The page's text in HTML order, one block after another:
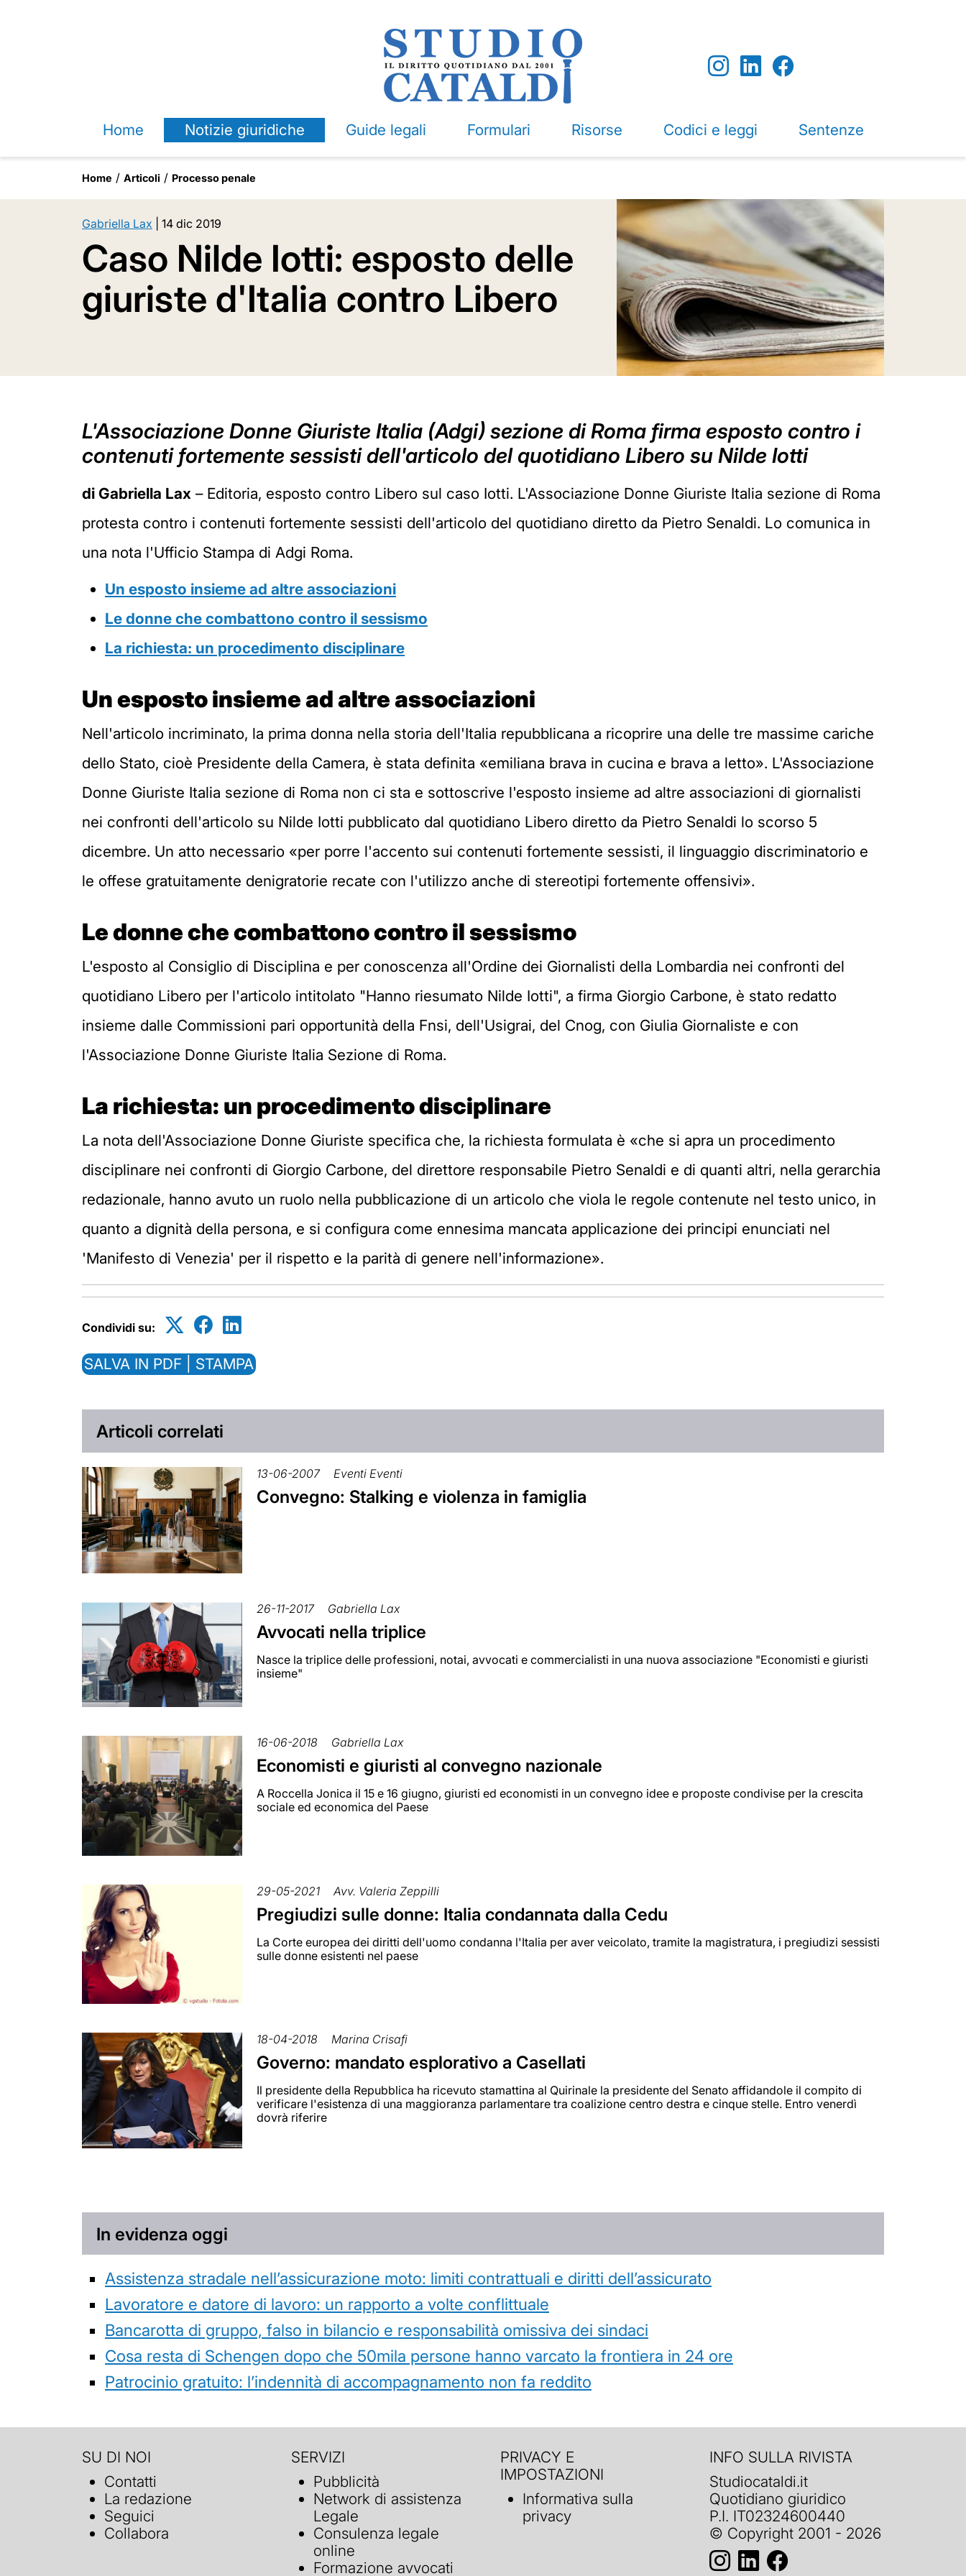
Home Notizie giuridiche Guide legali Formulari Risorse Codici e leggi Sentenze
Home Articoli Processo penale
Gabriella Lax 14 dic 2019
Caso Nilde Iotti: esposto delle
giuriste d'Italia contro Libero
L'Associazione Donne Giuriste Italia (Adgi) sezione di Roma firma esposto contro i
contenuti fortemente sessisti dell'articolo del quotidiano Libero su Nilde Iotti
di Gabriella Lax – Editoria, esposto contro Libero sul caso Iotti. L'Associazione Donne Giuriste Italia sezione di Roma
protesta contro i contenuti fortemente sessisti dell'articolo del quotidiano diretto da Pietro Senaldi. Lo comunica in
una nota l'Ufficio Stampa di Adgi Roma.
Un esposto insieme ad altre associazioni
Le donne che combattono contro il sessismo
La richiesta: un procedimento disciplinare
Un esposto insieme ad altre associazioni
Nell'articolo incriminato, la prima donna nella storia dell'Italia repubblicana a ricoprire una delle tre massime cariche
dello Stato, cioè Presidente della Camera, è stata definita «emiliana brava in cucina e brava a letto». L'Associazione
Donne Giuriste Italia sezione di Roma non ci sta e sottoscrive l'esposto insieme ad altre associazioni di giornalisti
nei confronti dell'articolo su Nilde Iotti pubblicato dal quotidiano Libero diretto da Pietro Senaldi lo scorso 5
dicembre. Un atto necessario «per porre l'accento sui contenuti fortemente sessisti, il linguaggio discriminatorio e
le offese gratuitamente denigratorie recate con l'utilizzo anche di stereotipi fortemente offensivi».
Le donne che combattono contro il sessismo
L'esposto al Consiglio di Disciplina e per conoscenza all'Ordine dei Giornalisti della Lombardia nei confronti del
quotidiano Libero per l'articolo intitolato "Hanno riesumato Nilde Iotti", a firma Giorgio Carbone, è stato redatto
insieme dalle Commissioni pari opportunità della Fnsi, dell'Usigrai, del Cnog, con Giulia Giornaliste e con
l'Associazione Donne Giuriste Italia Sezione di Roma.
La richiesta: un procedimento disciplinare
La nota dell'Associazione Donne Giuriste specifica che, la richiesta formulata è «che si apra un procedimento
disciplinare nei confronti di Giorgio Carbone, del direttore responsabile Pietro Senaldi e di quanti altri, nella gerarchia
redazionale, hanno avuto un ruolo nella pubblicazione di un articolo che viola le regole contenute nel testo unico, in
quanto a dignità della persona, e si configura come ennesima mancata applicazione dei principi enunciati nel
'Manifesto di Venezia' per il rispetto e la parità di genere nell'informazione».
Condividi su:
SALVA IN PDF | STAMPA
Articoli correlati
13-06-2007 Eventi Eventi
Convegno: Stalking e violenza in famiglia
26-11-2017 Gabriella Lax
Avvocati nella triplice
Nasce la triplice delle professioni, notai, avvocati e commercialisti in una nuova associazione "Economisti e giuristi
insieme"
16-06-2018 Gabriella Lax
Economisti e giuristi al convegno nazionale
A Roccella Jonica il 15 e 16 giugno, giuristi ed economisti in un convegno idee e proposte condivise per la crescita
sociale ed economica del Paese
29-05-2021 Avv. Valeria Zeppilli
Pregiudizi sulle donne: Italia condannata dalla Cedu
La Corte europea dei diritti dell'uomo condanna l'Italia per aver veicolato, tramite la magistratura, i pregiudizi sessisti
sulle donne esistenti nel paese
18-04-2018 Marina Crisafi
Governo: mandato esplorativo a Casellati
Il presidente della Repubblica ha ricevuto stamattina al Quirinale la presidente del Senato affidandole il compito di
verificare l'esistenza di una maggioranza parlamentare tra coalizione centro destra e cinque stelle. Entro venerdì
dovrà riferire
In evidenza oggi
Assistenza stradale nell’assicurazione moto: limiti contrattuali e diritti dell’assicurato
Lavoratore e datore di lavoro: un rapporto a volte conflittuale
Bancarotta di gruppo, falso in bilancio e responsabilità omissiva dei sindaci
Cosa resta di Schengen dopo che 50mila persone hanno varcato la frontiera in 24 ore
Patrocinio gratuito: l’indennità di accompagnamento non fa reddito
SU DI NOI
Contatti
La redazione
Seguici
Collabora
SERVIZI
Pubblicità
Network di assistenza
Legale
Consulenza legale
online
Formazione avvocati
PRIVACY E
IMPOSTAZIONI
Informativa sulla
privacy
INFO SULLA RIVISTA
Studiocataldi.it
Quotidiano giuridico
P.I. IT02324600440
© Copyright 2001 - 2026